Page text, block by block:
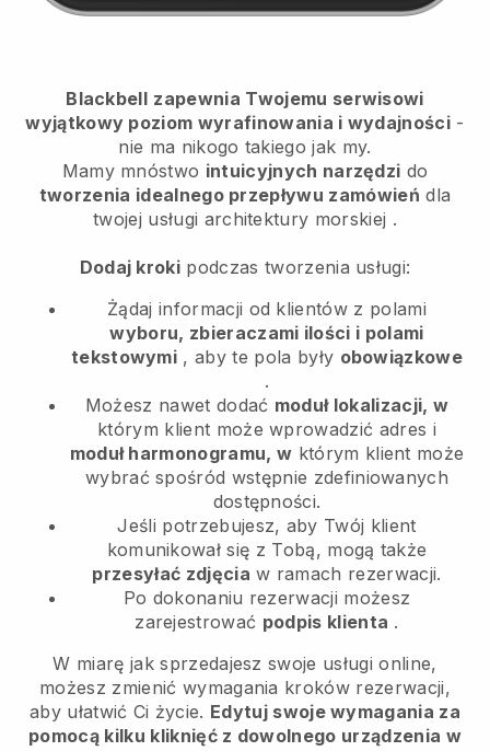
Blackbell zapewnia Twojemu serwisowi
wyjątkowy poziom wyrafinowania i wydajności -
nie ma nikogo takiego jak my.
Mamy mnóstwo intuicyjnych narzędzi do
tworzenia idealnego przepływu zamówień dla
twojej usługi architektury morskiej .
Dodaj kroki podczas tworzenia usługi:
Żądaj informacji od klientów z polami
wyboru, zbieraczami ilości i polami
tekstowymi , aby te pola były obowiązkowe
.
Możesz nawet dodać moduł lokalizacji, w
którym klient może wprowadzić adres i
moduł harmonogramu, w którym klient może
wybrać spośród wstępnie zdefiniowanych
dostępności.
Jeśli potrzebujesz, aby Twój klient
komunikował się z Tobą, mogą także
przesyłać zdjęcia w ramach rezerwacji.
Po dokonaniu rezerwacji możesz
zarejestrować podpis klienta .
W miarę jak sprzedajesz swoje usługi online,
możesz zmienić wymagania kroków rezerwacji,
aby ułatwić Ci życie. Edytuj swoje wymagania za
pomocą kilku kliknięć z dowolnego urządzenia w